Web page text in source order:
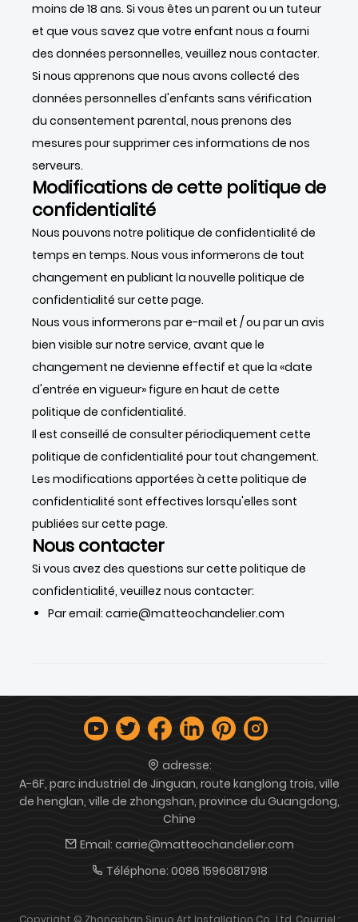
moins de 18 ans. Si vous êtes un parent ou un tuteur
et que vous savez que votre enfant nous a fourni
des données personnelles, veuillez nous contacter.
Si nous apprenons que nous avons collecté des
données personnelles d'enfants sans vérification
du consentement parental, nous prenons des
mesures pour supprimer ces informations de nos
serveurs.
Modifications de cette politique de
confidentialité
Nous pouvons notre politique de confidentialité de
temps en temps. Nous vous informerons de tout
changement en publiant la nouvelle politique de
confidentialité sur cette page.
Nous vous informerons par e-mail et / ou par un avis
bien visible sur notre service, avant que le
changement ne devienne effectif et que la «date
d'entrée en vigueur» figure en haut de cette
politique de confidentialité.
Il est conseillé de consulter périodiquement cette
politique de confidentialité pour tout changement.
Les modifications apportées à cette politique de
confidentialité sont effectives lorsqu'elles sont
publiées sur cette page.
Nous contacter
Si vous avez des questions sur cette politique de
confidentialité, veuillez nous contacter:
Par email: carrie@matteochandelier.com
adresse:
A-6F, parc industriel de Jinguan, route kanglong trois, ville
de henglan, ville de zhongshan, province du Guangdong,
Chine
Email: carrie@matteochandelier.com
Téléphone: 0086 15960817918
Copyright © Zhongshan Sinuo Art Installation Co., Ltd. Courriel :